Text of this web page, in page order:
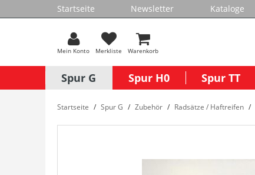
Startseite Newsletter Kataloge
Mein Konto Merkliste Warenkorb
Spur G Spur H0 Spur TT
Startseite Spur G Zubehör Radsätze / Haftreifen